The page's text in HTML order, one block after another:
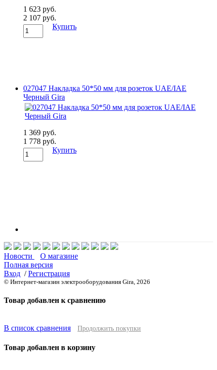
1 623 руб.
2 107 руб.
Купить
027047 Накладка 50*50 мм для розеток UAE/IAE
Черный Gira
1 369 руб.
1 778 руб.
Купить
Новости
О магазине
Полная версия
Вход /Регистрация
© Интернет-магазин электрооборудования Gira, 2026
Товар добавлен к сравнению
В список сравнения Продолжить покупки
Товар добавлен в корзину